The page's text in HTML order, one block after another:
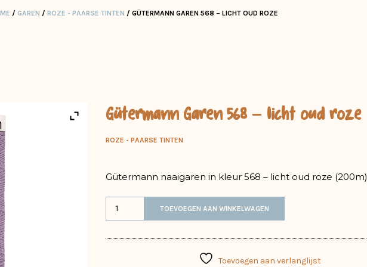
/ GAREN / ROZE - PAARSE TINTEN / GÜTERMANN GAREN 568 – LICHT OUD ROZE
Gütermann Garen 568 – licht oud roze
ROZE - PAARSE TINTEN
Gütermann naaigaren in kleur 568 – licht oud roze (200m)
TOEVOEGEN AAN WINKELWAGEN
Toevoegen aan verlanglijst